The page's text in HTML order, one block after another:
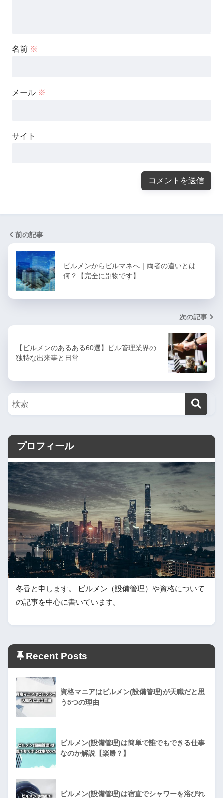
名前 ※
メール ※
サイト
前の記事
ビルメンからビルマネへ｜両者の違いとは
何？【完全に別物です】
次の記事
【ビルメンのあるある60選】ビル管理業界の
独特な出来事と日常
プロフィール
冬香と申します。 ビルメン（設備管理）や資格について
の記事を中心に書いています。
Recent Posts
資格マニアはビルメン(設備管理)が天職だと思
う5つの理由
ビルメン(設備管理)は簡単で誰でもできる仕事
なのか解説【楽勝？】
ビルメン(設備管理)は宿直でシャワーを浴びれ